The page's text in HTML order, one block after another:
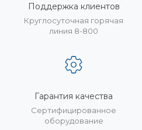
Поддержка клиентов
Круглосуточная горячая
линия 8-800
Гарантия качества
Сертифицированное
оборудование